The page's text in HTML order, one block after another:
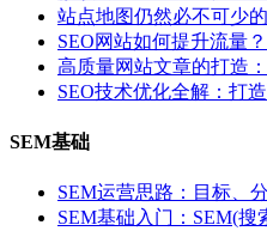
站点地图仍然必不可少
SEO网站如何提升流量
高质量网站文章的打造
SEO技术优化全解：打
SEM基础
SEM运营思路：目标、
SEM基础入门：SEM(搜